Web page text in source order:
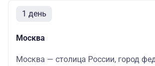
1 день
Москва
Москва — столица России, город